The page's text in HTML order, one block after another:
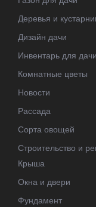
Деревья и
Дизайн дачи
Инвентарь для дачи
Комнатные цветы
Новости
Рассада
Сорта овощей
Строительство и
Крыша
Окна и двери
Фундамент